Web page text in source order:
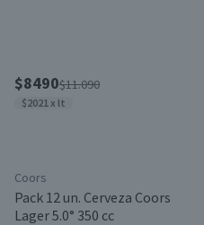
$8490$11.090
$2021 x lt
Coors
Pack 12 un. Cerveza Coors
Lager 5.0° 350 cc